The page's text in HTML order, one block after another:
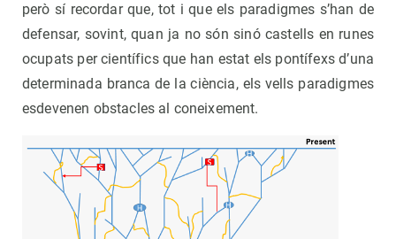
però sí recordar que, tot i que els paradigmes s’han de
defensar, sovint, quan ja no són sinó castells en runes
ocupats per científics que han estat els pontífexs d’una
determinada branca de la ciència, els vells paradigmes
esdevenen obstacles al coneixement.